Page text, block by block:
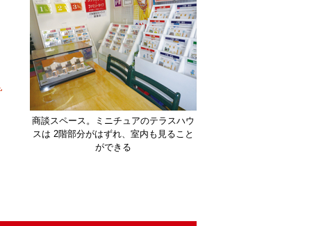
商談スペース。ミニチュアのテラスハウ
スは 2階部分がはずれ、室内も見ること
ができる